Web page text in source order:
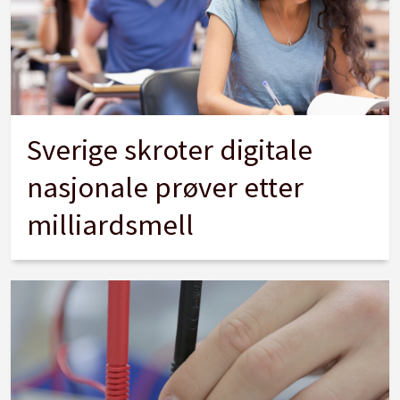
Sverige skroter digitale
nasjonale prøver etter
milliardsmell